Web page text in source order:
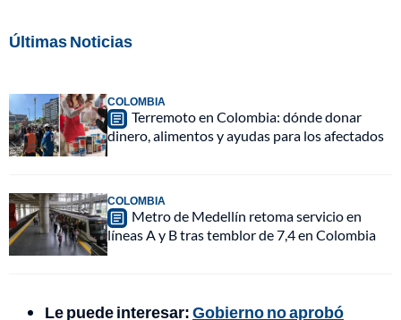
Últimas Noticias
COLOMBIA
Terremoto en Colombia: dónde donar
dinero, alimentos y ayudas para los afectados
COLOMBIA
Metro de Medellín retoma servicio en
líneas A y B tras temblor de 7,4 en Colombia
Le puede interesar:Gobierno no aprobó